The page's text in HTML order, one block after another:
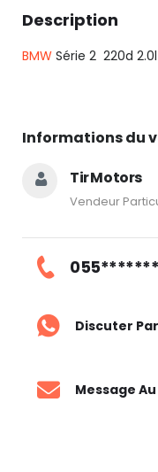
Description
BMW Série 2 220d
Informations du
Tir Motors
Vendeur
055*******
Discuter
Message